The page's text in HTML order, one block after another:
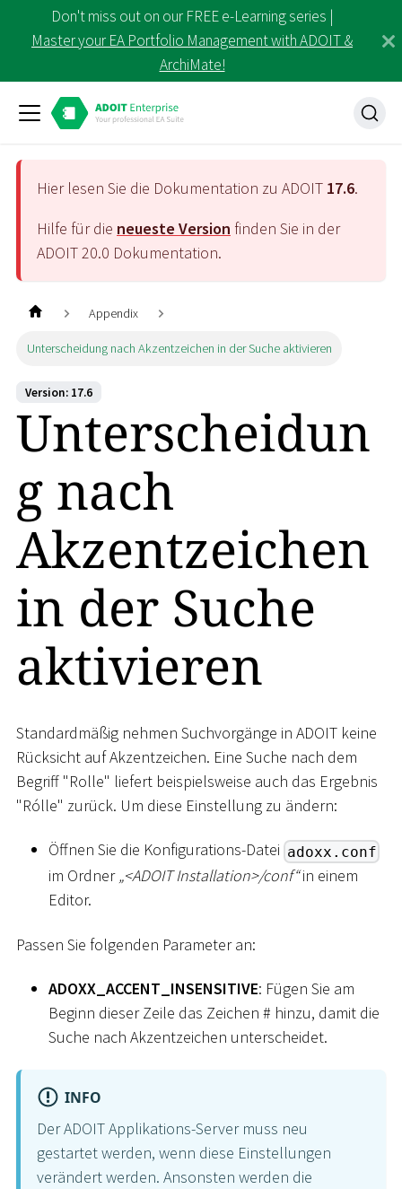
Don't miss out on our FREE e-Learning series |
Master your EA Portfolio Management with ADOIT &
ArchiMate!
Hier lesen Sie die Dokumentation zu ADOIT 17.6.
Hilfe für die neueste Version finden Sie in der
ADOIT20.0 Dokumentation.
Appendix
Unterscheidung nach Akzentzeichen in der Suche aktivieren
Version: 17.6
Unterscheidun
g nach
Akzentzeichen
in der Suche
aktivieren
Standardmäßig nehmen Suchvorgänge in ADOIT keine
Rücksicht auf Akzentzeichen. Eine Suche nach dem
Begriff "Rolle" liefert beispielsweise auch das Ergebnis
"Rólle" zurück. Um diese Einstellung zu ändern:
Öffnen Sie die Konfigurations-Datei adoxx.conf
im Ordner„<ADOIT Installation>/conf“in einem
Editor.
Passen Sie folgenden Parameter an:
ADOXX_ACCENT_INSENSITIVE: Fügen Sie am
Beginn dieser Zeile das Zeichen # hinzu, damit die
Suche nach Akzentzeichen unterscheidet.
INFO
Der ADOIT Applikations-Server muss neu
gestartet werden, wenn diese Einstellungen
verändert werden. Ansonsten werden die